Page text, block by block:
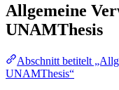
Allgemeine
UNAMThesis
Abschnitt betitelt
UNAMThesis“